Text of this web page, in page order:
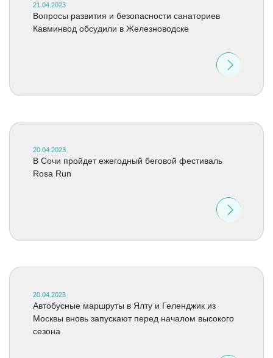
21.04.2023
Вопросы развития и безопасности санаториев
Кавминвод обсудили в Железноводске
20.04.2023
В Сочи пройдет ежегодный беговой фестиваль
Rosa Run
20.04.2023
Автобусные маршруты в Ялту и Геленджик из
Москвы вновь запускают перед началом высокого
сезона